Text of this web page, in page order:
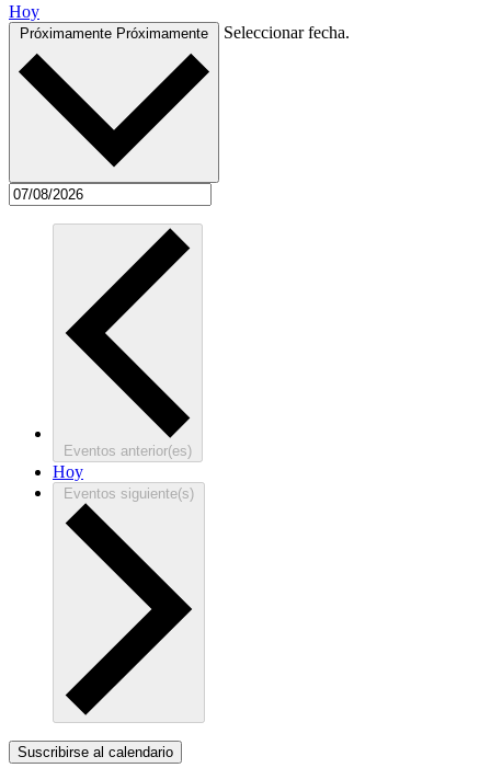
Hoy
Próximamente Próximamente Seleccionar fecha.
Eventos anterior(es)
Hoy
Eventos siguiente(s)
Suscribirse al calendario